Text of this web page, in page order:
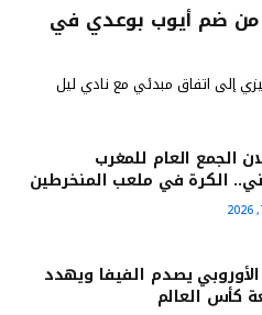
ضم أيوب بوعدي في
إلى اتفاق مبدئي مع نادي ليل
الجمع العام للمغرب
الكرة في ملعب المنخرطين
الأوروبي يصدم الفيفا ويهدد
كأس العالم